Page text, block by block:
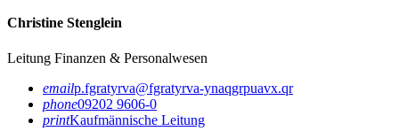
Christine Stenglein
Leitung Finanzen & Personalwesen
emailp.fgratyrva@fgratyrva-ynaqgrpuavx.qr
phone09202 9606-0
printKaufmännische Leitung